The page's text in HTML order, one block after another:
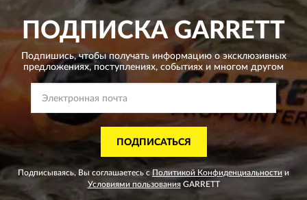
ПОДПИСКАGARRETT
Подпишись, чтобы получать информацию о эксклюзивных
предложениях,поступлениях, событиях и многом другом
ПОДПИСАТЬСЯ
Подписываясь, Вы соглашаетесь сПолитикой Конфиденциальности и
Условиями пользованияGARRETT